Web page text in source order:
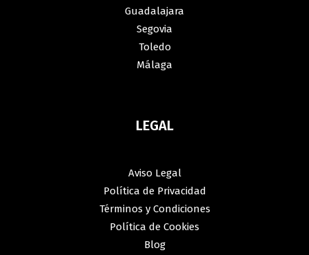
Guadalajara
Segovia
Toledo
Málaga
LEGAL
Aviso Legal
Política de Privacidad
Términos y Condiciones
Política de Cookies
Blog